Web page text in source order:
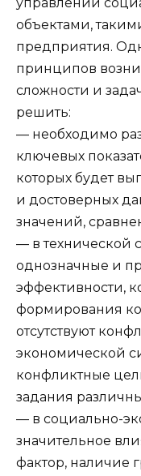
объектами,
предприятия.
принципов
сложности и
решить:
— необходимо
ключевых
которых будет
и достоверных
значений,
— в технической
однозначные и
эффективности,
формирования
отсутствуют
экономической
конфликтные
задания
— в социально-
значительное
фактор, наличие